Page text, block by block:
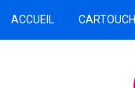
ACCUEIL